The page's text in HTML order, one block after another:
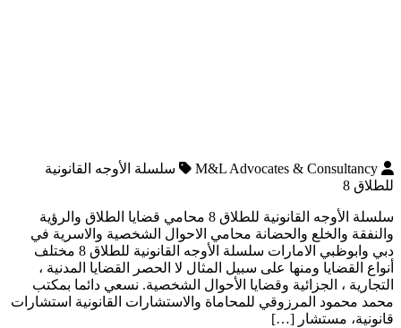
M&L Advocates & Consultancy
سلسلة الأوجه القانونية
للطلاق 8
سلسلة الأوجه القانونية للطلاق 8 محامي قضايا الطلاق والرؤية
والنفقة والخلع والحضانة محامي الاحوال الشخصية والاسرية في
دبي وابوظبي الامارات سلسلة الأوجه القانونية للطلاق 8 مختلف
أنواع القضايا ومنها على سبيل المثال لا الحصر القضايا المدنية ،
التجارية ، الجزائية وقضايا الأحوال الشخصية. نسعي دائما بمكتب
محمد محمود المرزوقي للمحاماة والاستشارات القانونية استشارات
قانونية، مستشار […]